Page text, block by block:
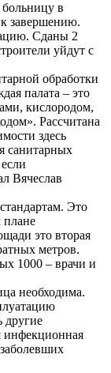
в
к завершению.
Сданы 2
уйдут с
обработки
палата – это
кислородом,
Рассчитана
здесь
санитарных
Вячеслав
Это
плане
это вторая
метров.
1000 – врачи и
необходима.
другие
инфекционная